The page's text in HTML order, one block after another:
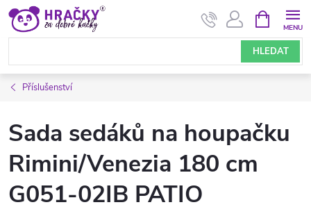
Přejít
obsah
HLEDAT
NÁKUPNÍ
KOŠÍK
Příslušenství
Sada sedáků na houpačku
Rimini/Venezia 180 cm
G051-02IB PATIO